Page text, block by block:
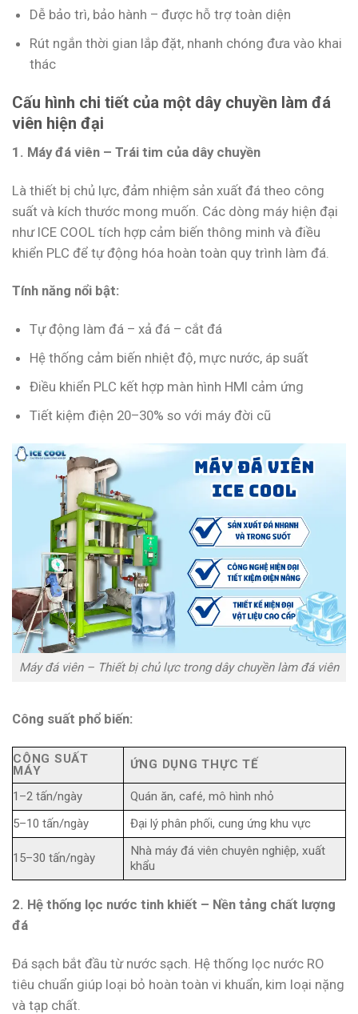
Dễ bảo trì, bảo hành – được hỗ trợ toàn diện
Rút ngắn thời gian lắp đặt, nhanh chóng đưa vào khai
thác
Cấu hình chi tiết của một dây chuyền làm đá
viên hiện đại
1. Máy đá viên – Trái tim của dây chuyền
Là thiết bị chủ lực, đảm nhiệm sản xuất đá theo công
suất và kích thước mong muốn. Các dòng máy hiện đại
như ICE COOL tích hợp cảm biến thông minh và điều
khiển PLC để tự động hóa hoàn toàn quy trình làm đá.
Tính năng nổi bật:
Tự động làm đá – xả đá – cắt đá
Hệ thống cảm biến nhiệt độ, mực nước, áp suất
Điều khiển PLC kết hợp màn hình HMI cảm ứng
Tiết kiệm điện 20–30% so với máy đời cũ
Máy đá viên – Thiết bị chủ lực trong dây chuyền làm đá viên
Công suất phổ biến:
CÔNG SUẤT
MÁY
ỨNG DỤNG THỰC TẾ
1–2 tấn/ngày
Quán ăn, café, mô hình nhỏ
5–10 tấn/ngày
Đại lý phân phối, cung ứng khu vực
15–30 tấn/ngày
Nhà máy đá viên chuyên nghiệp, xuất
khẩu
2. Hệ thống lọc nước tinh khiết – Nền tảng chất lượng
đá
Đá sạch bắt đầu từ nước sạch. Hệ thống lọc nước RO
tiêu chuẩn giúp loại bỏ hoàn toàn vi khuẩn, kim loại nặng
và tạp chất.